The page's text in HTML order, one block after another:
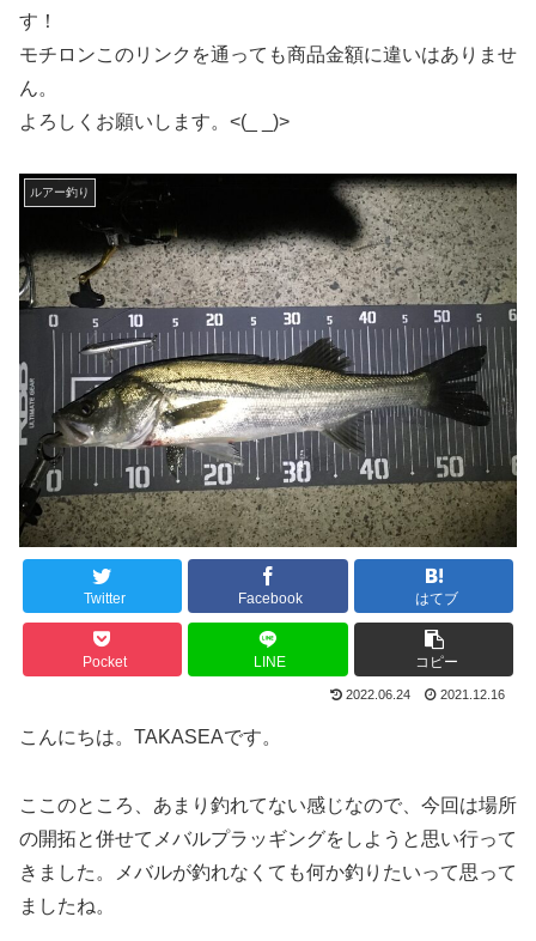
す！
モチロンこのリンクを通っても商品金額に違いはありませ
ん。
よろしくお願いします。<(_ _)>
ルアー釣り
Twitter Facebook はてブ
Pocket LINE コピー
2022.06.24 2021.12.16
こんにちは。TAKASEAです。
ここのところ、あまり釣れてない感じなので、今回は場所
の開拓と併せてメバルプラッギングをしようと思い行って
きました。メバルが釣れなくても何か釣りたいって思って
ましたね。